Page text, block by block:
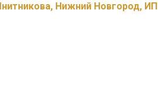
Нижний Новгород, ИП